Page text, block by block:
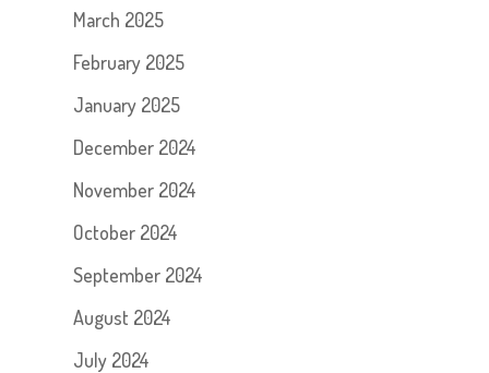
March 2025
February 2025
January 2025
December 2024
November 2024
October 2024
September 2024
August 2024
July 2024